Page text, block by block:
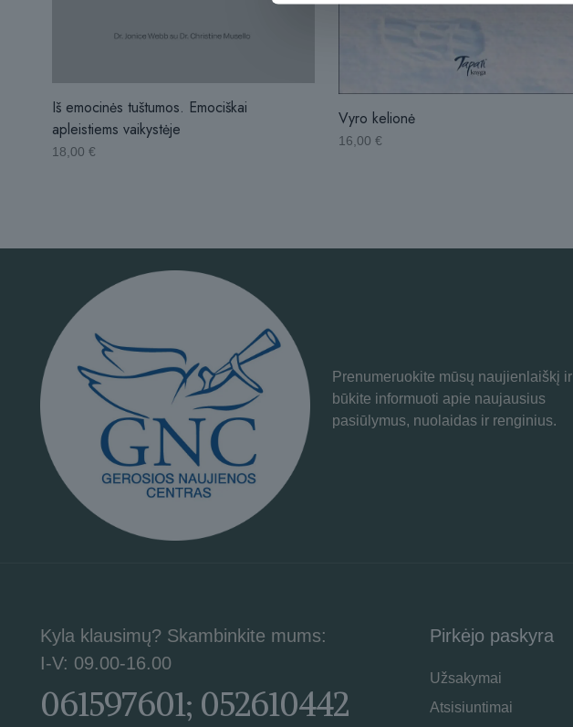
Iš emocinės tuštumos. Emociškai
apleistiems vaikystėje
18,00 €
Vyro kelionė
16,00 €
Prenumeruokite mūsų naujienlaiškį ir
būkite informuoti apie naujausius
pasiūlymus, nuolaidas ir renginius.
Kyla klausimų? Skambinkite mums:
I-V: 09.00-16.00
061597601; 052610442
Pirkėjo paskyra
Užsakymai
Atsisiuntimai